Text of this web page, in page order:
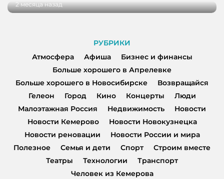
2 месяца назад
РУБРИКИ
Атмосфера
Афиша
Бизнес и финансы
Больше хорошего в Апрелевке
Больше хорошего в Новосибирске
Возвращайся
Гелеон
Город Кино Концерты
Люди
Малоэтажная Россия
Недвижимость
Новости
Новости Кемерово
Новости Новокузнецка
Новости реновации
Новости России и мира
Полезное
Семья и дети Спорт
Строим вместе
Театры
Технологии
Транспорт
Человек из Кемерова